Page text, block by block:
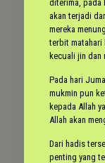
diterima, pada
akan terjadi
mereka
terbit matahari
kecuali jin dan
Pada hari
mukmin pun
kepada Allah
Allah akan
Dari hadis
penting yang